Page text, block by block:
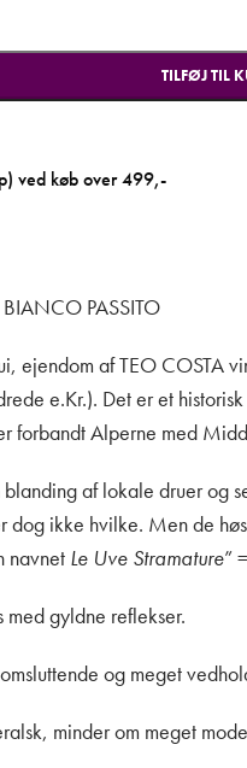
TILFØJ TIL
ved køb over 499,-
BIANCO PASSITO
ejendom af TEO COSTA
e.Kr.). Det er et
forbandt Alperne med
af lokale druer og
dog ikke hvilke. Men de
navnet Le Uve Stramature”
med gyldne reflekser.
og meget
minder om meget